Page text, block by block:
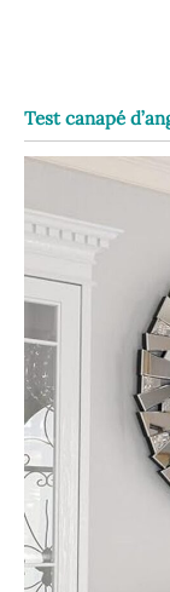
Test canapé